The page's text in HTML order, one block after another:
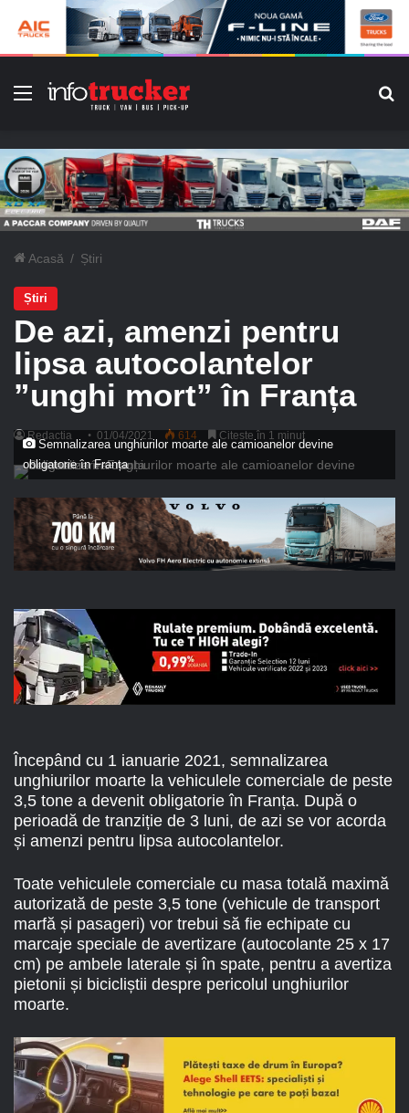
Meniu
Acasă / Știri
Știri
De azi, amenzi pentru
lipsa autocolantelor
”unghi mort” în Franța
Redactia 01/04/2021 614 Citește în 1 minut
Semnalizarea unghiurilor moarte ale camioanelor devine
obligatorie în Franța
Începând cu 1 ianuarie 2021, semnalizarea
unghiurilor moarte la vehiculele comerciale de peste
3,5 tone a devenit obligatorie în Franța. După o
perioadă de tranziție de 3 luni, de azi se vor acorda
și amenzi pentru lipsa autocolantelor.
Toate vehiculele comerciale cu masa totală maximă
autorizată de peste 3,5 tone (vehicule de transport
marfă și pasageri) vor trebui să fie echipate cu
marcaje speciale de avertizare (autocolante 25 x 17
cm) pe ambele laterale și în spate, pentru a avertiza
pietonii și bicicliștii despre pericolul unghiurilor
moarte.